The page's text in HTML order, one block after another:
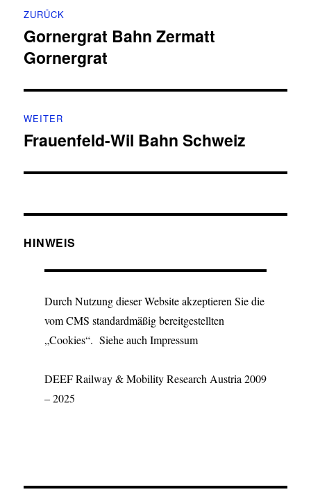
ZURÜCK
Vorheriger
Beitrag:
Gornergrat Bahn Zermatt
Gornergrat
WEITER
Nächster
Frauenfeld-Wil Bahn Schweiz
HINWEIS
Durch Nutzung dieser Website akzeptieren Sie die
vom CMS standardmäßig bereitgestellten
„Cookies“. Siehe auch Impressum
DEEF Railway & Mobility Research Austria 2009
– 2025